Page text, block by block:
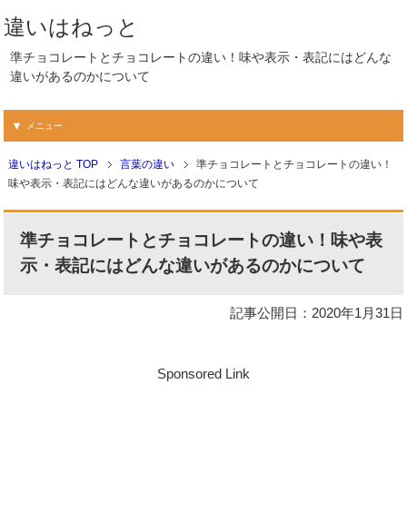
違いはねっと
準チョコレートとチョコレートの違い！味や表示・表記にはどんな
違いがあるのかについて
メニュー
違いはねっと TOP 言葉の違い
準チョコレートとチョコレートの違い！
味や表示・表記にはどんな違いがあるのかについて
準チョコレートとチョコレートの違い！味や表
示・表記にはどんな違いがあるのかについて
記事公開日：2020年1月31日
Sponsored Link